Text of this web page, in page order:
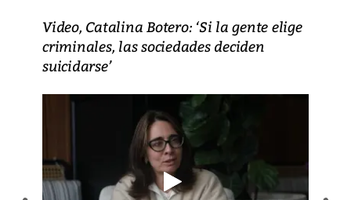
Video, Catalina Botero: ‘Si la gente elige
criminales, las sociedades deciden
suicidarse’